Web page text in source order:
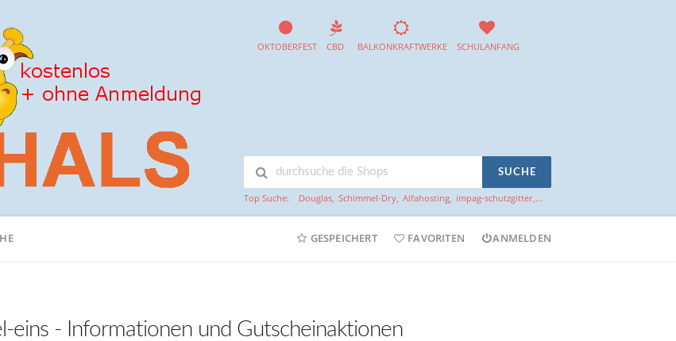
OKTOBERFEST CBD BALKONKRAFTWERKE SCHULANFANG
SUCHE
Top Suche: Douglas, Schimmel-Dry, Alfahosting, impag-schutzgitter,...
GESPEICHERT FAVORITEN ANMELDEN
eins - Informationen und Gutscheinaktionen